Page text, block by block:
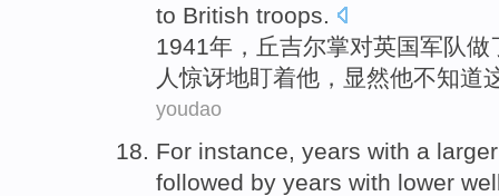
to British troops.
1941年， 丘吉尔掌对英国军队做
人惊讶地盯着他 ， 显然他不知道
youdao
For instance years with a larger
followed by years with lower